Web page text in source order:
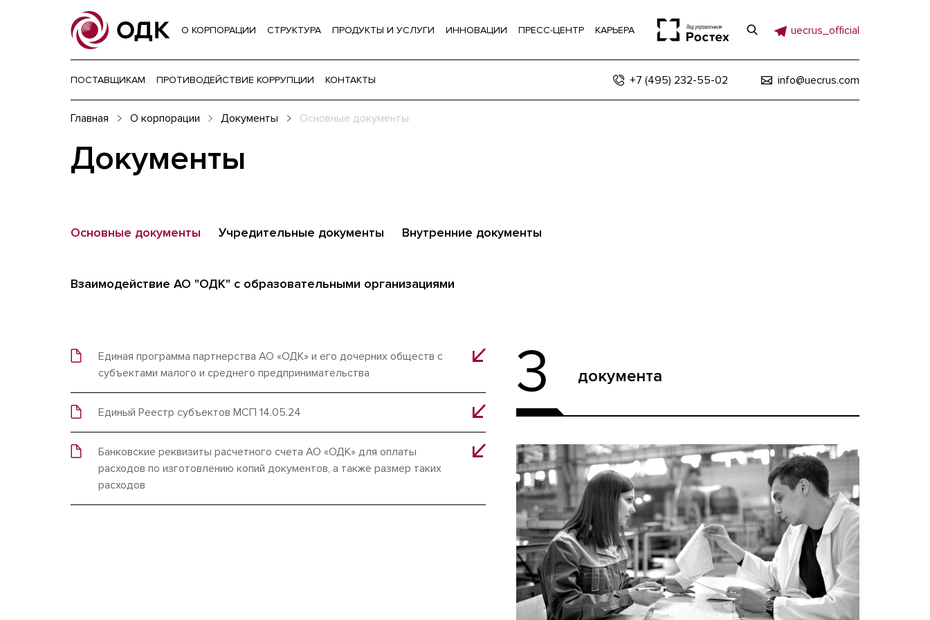
О КОРПОРАЦИИ СТРУКТУРА ПРОДУКТЫ И УСЛУГИ ИННОВАЦИИ ПРЕСС-ЦЕНТР КАРЬЕРА uecrus_official
ПОСТАВЩИКАМ ПРОТИВОДЕЙСТВИЕ КОРРУПЦИИ КОНТАКТЫ +7 (495) 232-55-02 info@uecrus.com
Главная О корпорации Документы Основные документы
Документы
Основные документы Учредительные документы Внутренние документы
Взаимодействие АО "ОДК" с образовательными организациями
Единая программа партнерства АО «ОДК» и его дочерних обществ с
субъектами малого и среднего предпринимательства
Единый Реестр субъектов МСП 14.05.24
Банковские реквизиты расчетного счета АО «ОДК» для оплаты
расходов по изготовлению копий документов, а также размер таких
расходов
3 документа